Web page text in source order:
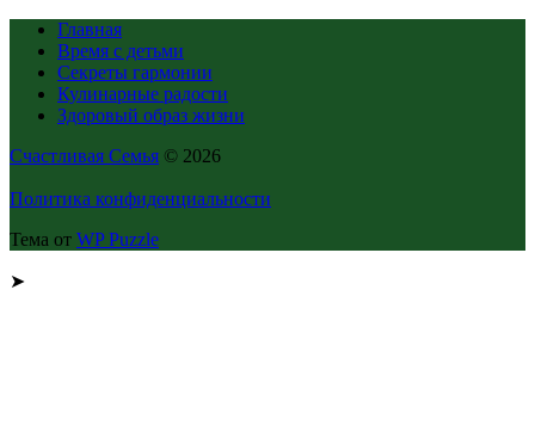
Главная
Время с детьми
Секреты гармонии
Кулинарные радости
Здоровый образ жизни
Счастливая Семья © 2026
Политика конфиденциальности
Тема от WP Puzzle
➤